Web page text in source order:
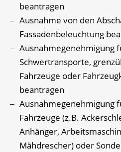
beantragen
Ausnahme von den
Fassadenbeleuchtung
Ausnahmegenehmigung
Schwertransporte,
Fahrzeuge oder
beantragen
Ausnahmegenehmigung
Fahrzeuge (z.B.
Anhänger,
Mähdrescher) oder